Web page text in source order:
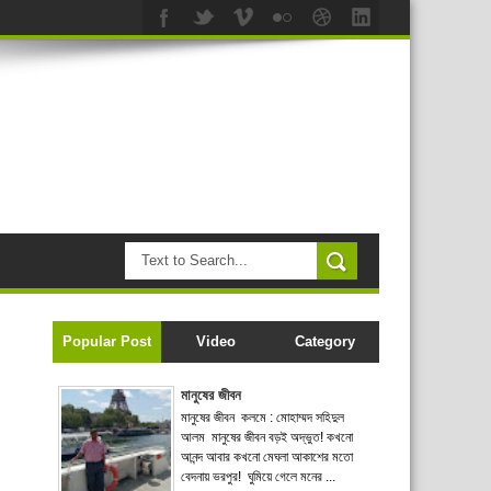
Popular Post Video Category
মানুষের জীবন
মানুষের জীবন কলমে : মোহাম্মদ সহিদুল
আলম মানুষের জীবন বড়ই অদ্ভুত! কখনো
আনন্দ আবার কখনো মেঘলা আকাশের মতো
বেদনায় ভরপুর! ঘুমিয়ে গেলে মনের ...